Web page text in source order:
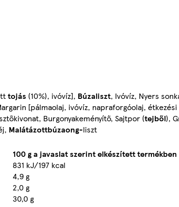
tojás (10%), ivóvíz], Búzaliszt, Ivóvíz, Nyers
[pálmaolaj, ivóvíz, napraforgóolaj, étkezési
Burgonyakeményítő, Sajtpor (tejből),
Malátázottbúzaong-liszt
100 g a javaslat szerint elkészített termékben
831 kJ/197 kcal
4,9 g
2,0 g
30,0 g